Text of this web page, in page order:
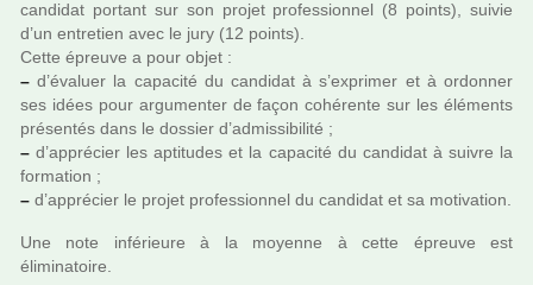
can­di­dat por­tant sur son projet pro­fes­sion­nel (8 points), suivie
d’un entre­tien avec le jury (12 points).
Cette épreuve a pour objet :
– d’évaluer la capa­cité du can­di­dat à s’expri­mer et à ordon­ner
ses idées pour argu­men­ter de façon cohé­rente sur les éléments
pré­sen­tés dans le dos­sier d’admis­si­bi­lité ;
– d’appré­cier les apti­tu­des et la capa­cité du can­di­dat à suivre la
for­ma­tion ;
– d’appré­cier le projet pro­fes­sion­nel du can­di­dat et sa moti­va­tion.
Une note infé­rieure à la moyenne à cette épreuve est
éliminatoire.